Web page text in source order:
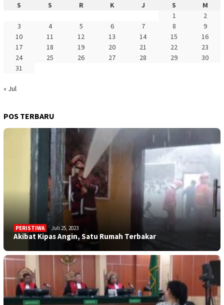
S
S R K J S
M
1
2
3
4 5 6 7 8
9
10
11 12 13 14 15
16
17
18 19 20 21 22
23
24
25 26 27 28 29
30
31
« Jul
POS TERBARU
PERISTIWA Juli 25, 2023
Akibat Kipas Angin, Satu Rumah Terbakar